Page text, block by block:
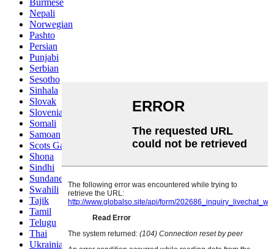
Burmese
Nepali
Norwegian
Pashto
Persian
Punjabi
Serbian
Sesotho
Sinhala
Slovak
Slovenian
Somali
Samoan
Scots Gaelic
Shona
Sindhi
Sundanese
Swahili
Tajik
Tamil
Telugu
Thai
Ukrainian